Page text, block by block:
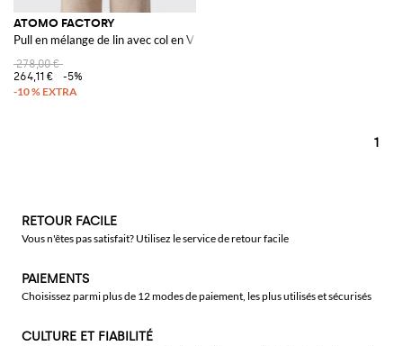
ATOMO FACTORY
Pull en mélange de lin avec col en V et fermeture à trois boutons
278,00 €
264,11 €
-5%
1
RETOUR FACILE
Vous n'êtes pas satisfait? Utilisez le service de retour facile
PAIEMENTS
Choisissez parmi plus de 12 modes de paiement, les plus utilisés et sécurisés
CULTURE ET FIABILITÉ